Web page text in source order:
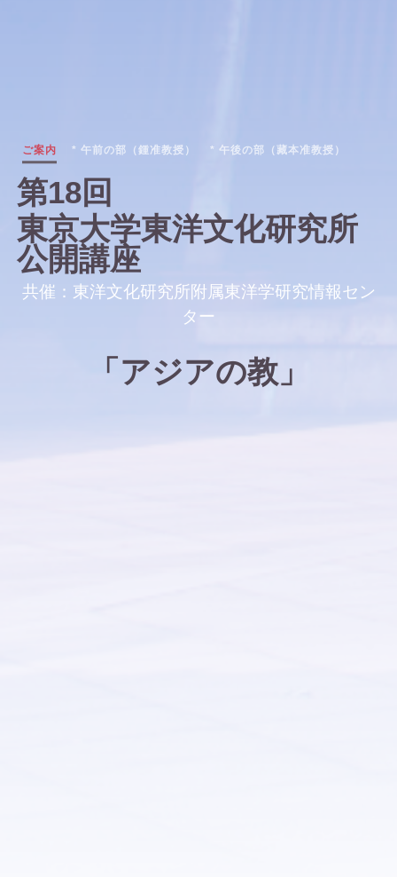
ご案内 * 午前の部（鍾准教授） * 午後の部（藏本准教授）
第18回
東京大学東洋文化研究所
公開講座
共催：東洋文化研究所附属東洋学研究情報セン
ター
「アジアの教」